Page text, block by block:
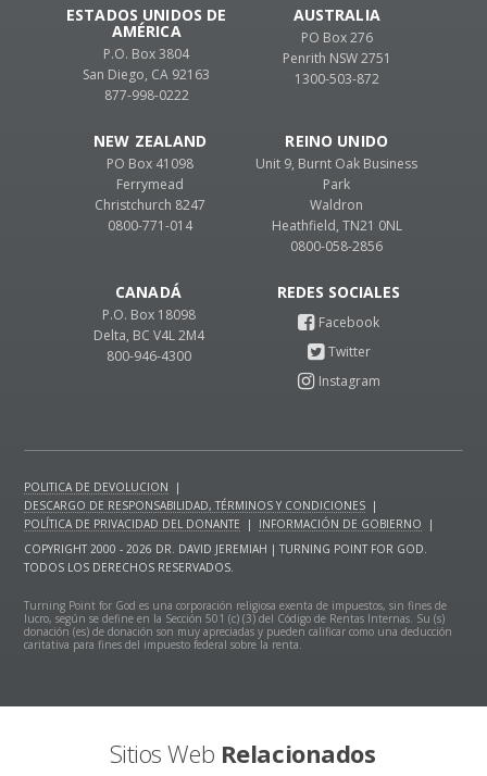
ESTADOS UNIDOS DE
AMÉRICA
P.O. Box 3804
San Diego, CA 92163
877-998-0222
CANADÁ
P.O. Box 18098
Delta, BC V4L 2M4
800-946-4300
REINO UNIDO
Unit 9, Burnt Oak Business
Park
Waldron
Heathfield, TN21 0NL
0800-058-2856
AUSTRALIA
PO Box 276
Penrith NSW 2751
1300-503-872
NEW ZEALAND
PO Box 41098
Ferrymead
Christchurch 8247
0800-771-014
POLITICA DE DEVOLUCION
|
DESCARGO DE RESPONSABILIDAD, TÉRMINOS Y CONDICIONES |
POLÍTICA DE PRIVACIDAD DEL DONANTE
| INFORMACIÓN DE GOBIERNO
|
COPYRIGHT 2000 - 2026 DR. DAVID JEREMIAH | TURNING POINT FOR GOD.
TODOS LOS DERECHOS RESERVADOS.
Turning Point for God es una corporación religiosa exenta de impuestos, sin fines de
lucro, según se define en la Sección 501 (c) (3) del Código de Rentas Internas. Su (s)
donación (es) de donación son muy apreciadas y pueden calificar como una deducción
caritativa para fines del impuesto federal sobre la renta.
Sitios Web Relacionados